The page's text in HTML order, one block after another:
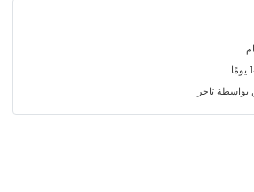
تاجر